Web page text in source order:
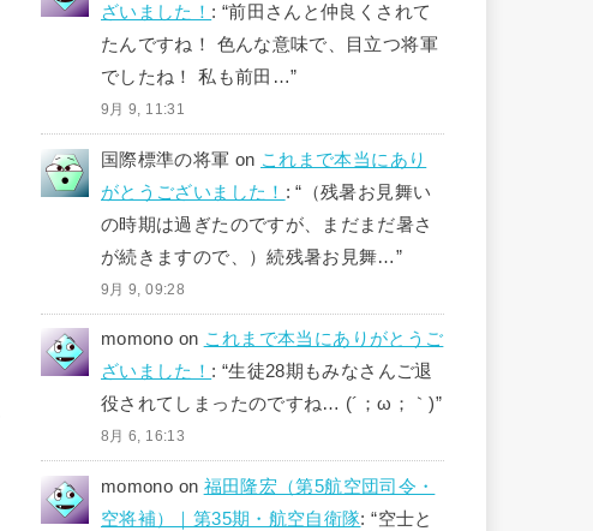
ざいました！ : “前田さんと仲良くされて
たんですね！ 色んな意味で、目立つ将軍
でしたね！ 私も前田…”
9月 9, 11:31
国際標準の将軍 on これまで本当にあり
がとうございました！ : “ （残暑お見舞い
の時期は過ぎたのですが、まだまだ暑さ
が続きますので、）続残暑お見舞…”
9月 9, 09:28
momono on これまで本当にありがとうご
ざいました！ : “生徒28期もみなさんご退
役されてしまったのですね… (´；ω；｀)”
8月 6, 16:13
momono on 福田隆宏（第5航空団司令・
空将補）｜第35期・航空自衛隊: “空士と